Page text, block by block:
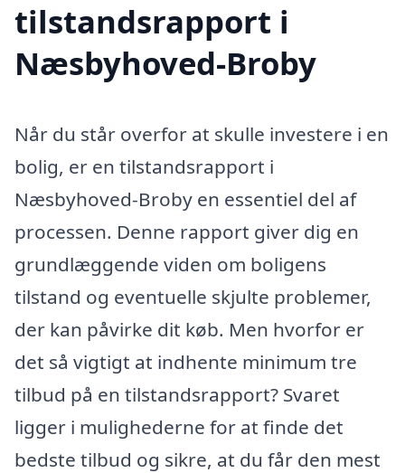
tilstandsrapport i
Næsbyhoved-Broby
Når du står overfor at skulle investere i en
bolig, er en tilstandsrapport i
Næsbyhoved-Broby en essentiel del af
processen. Denne rapport giver dig en
grundlæggende viden om boligens
tilstand og eventuelle skjulte problemer,
der kan påvirke dit køb. Men hvorfor er
det så vigtigt at indhente minimum tre
tilbud på en tilstandsrapport? Svaret
ligger i mulighederne for at finde det
bedste tilbud og sikre, at du får den mest